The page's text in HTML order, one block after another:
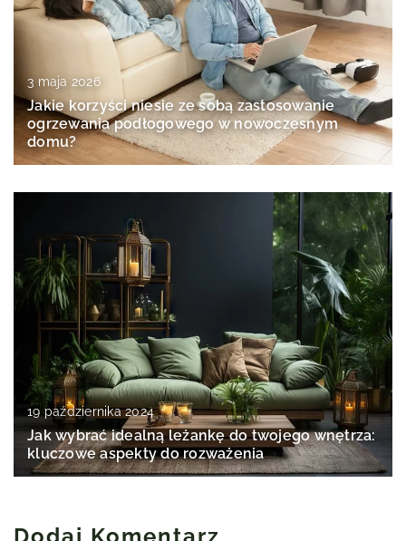
3 maja 2026
Jakie korzyści niesie ze sobą zastosowanie
ogrzewania podłogowego w nowoczesnym
domu?
19 października 2024
Jak wybrać idealną leżankę do twojego wnętrza:
kluczowe aspekty do rozważenia